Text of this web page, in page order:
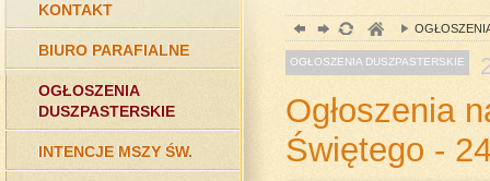
KONTAKT
BIURO PARAFIALNE
OGŁOSZENIA
DUSZPASTERSKIE
INTENCJE MSZY ŚW.
OGŁOSZENIA DUSZPASTERSKIE
Ogłoszenia
Świętego -